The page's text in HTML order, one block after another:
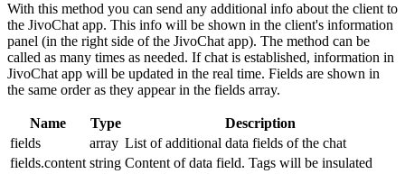
With this method you can send any additional info about the client to
the JivoChat app. This info will be shown in the client's information
panel (in the right side of the JivoChat app). The method can be
called as many times as needed. If chat is established, information in
JivoChat app will be updated in the real time. Fields are shown in
the same order as they appear in the fields array.
Name Type
Description
fields
array List of additional data fields of the chat
fields.content string Content of data field. Tags will be insulated